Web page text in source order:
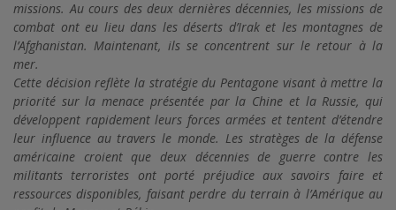
missions. Au cours des deux dernières décennies, les missions de
combat ont eu lieu dans les déserts d’Irak et les montagnes de
l’Afghanistan. Maintenant, ils se concentrent sur le retour à la
mer.
Cette décision reflète la stratégie du Pentagone visant à mettre la
priorité sur la menace présentée par la Chine et la Russie, qui
développent rapidement leurs forces armées et tentent d’étendre
leur influence au travers le monde. Les stratèges de la défense
américaine croient que deux décennies de guerre contre les
militants terroristes ont porté préjudice aux savoirs faire et
ressources disponibles, faisant perdre du terrain à l’Amérique au